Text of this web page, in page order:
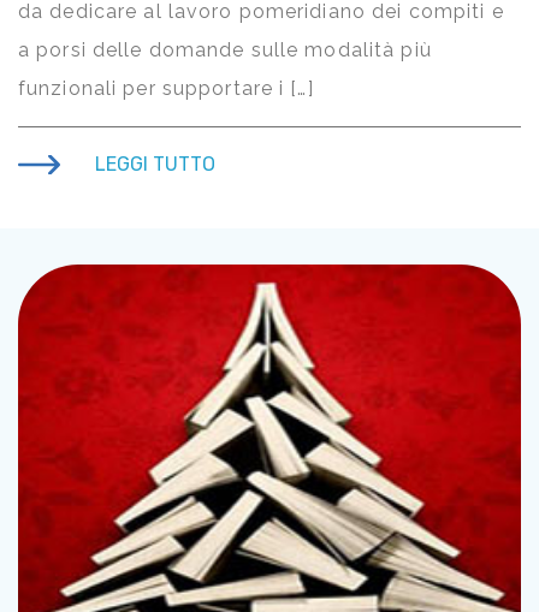
da dedicare al lavoro pomeridiano dei compiti e
a porsi delle domande sulle modalità più
funzionali per supportare i […]
LEGGI TUTTO